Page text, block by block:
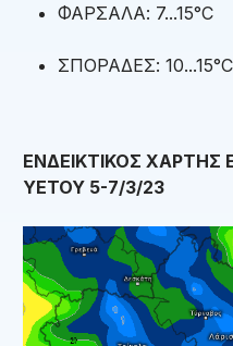
ΦΑΡΣΑΛΑ: 7...15°C
ΣΠΟΡΑΔΕΣ: 10...15°C
ΕΝΔΕΙΚΤΙΚΟΣ ΧΑΡΤΗΣ
ΥΕΤΟΥ 5-7/3/23